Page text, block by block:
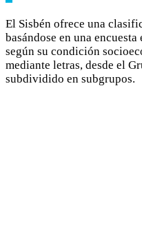
El Sisbén ofrece una
basándose en una
según su condición
mediante letras, desde el
subdividido en subgrupos.